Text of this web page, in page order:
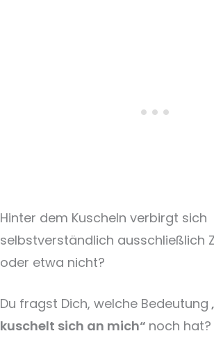
Hinter dem Kuscheln verbirgt sich
selbstverständlich ausschließlich
oder etwa nicht?
Du fragst Dich, welche Bedeutung
kuschelt sich an mich“ noch